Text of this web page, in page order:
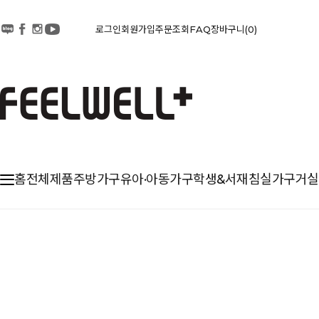
로그인회원가입주문조회FAQ장바구니 0
홈전체제품주방가구유아·아동가구학생&서재 침실가구거